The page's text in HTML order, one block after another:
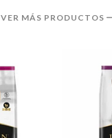
VER MÁS PRODUCTOS